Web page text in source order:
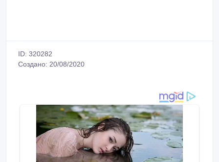
ID: 320282
Создано: 20/08/2020